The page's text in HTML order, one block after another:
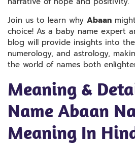
Join us to learn why Abaan
choice! As a baby name expert
blog will provide insights into the
numerology, and astrology,
the world of names both
Meaning &
Name Abaan
Meaning In